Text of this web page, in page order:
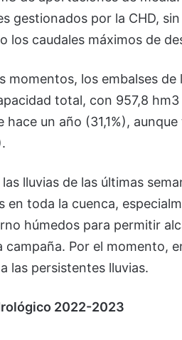
gestionados por la CHD,
los caudales máximos de
momentos, los embalses
total, con 957,8
hace un año (31,1%),
las lluvias de las últimas
en toda la cuenca,
húmedos para permitir
campaña. Por el momento,
las persistentes lluvias.
2022-2023